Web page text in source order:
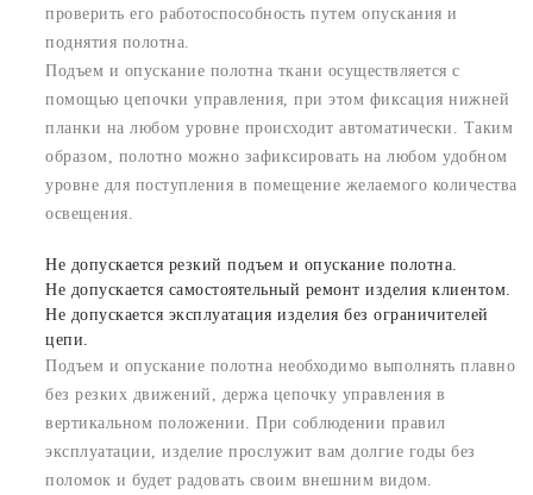
проверить его работоспособность путем опускания и
поднятия полотна.
Подъем и опускание полотна ткани осуществляется с
помощью цепочки управления, при этом фиксация нижней
планки на любом уровне происходит автоматически. Таким
образом, полотно можно зафиксировать на любом удобном
уровне для поступления в помещение желаемого количества
освещения.
Не допускается резкий подъем и опускание полотна.
Не допускается самостоятельный ремонт изделия клиентом.
Не допускается эксплуатация изделия без ограничителей
цепи.
Подъем и опускание полотна необходимо выполнять плавно
без резких движений, держа цепочку управления в
вертикальном положении. При соблюдении правил
эксплуатации, изделие прослужит вам долгие годы без
поломок и будет радовать своим внешним видом.